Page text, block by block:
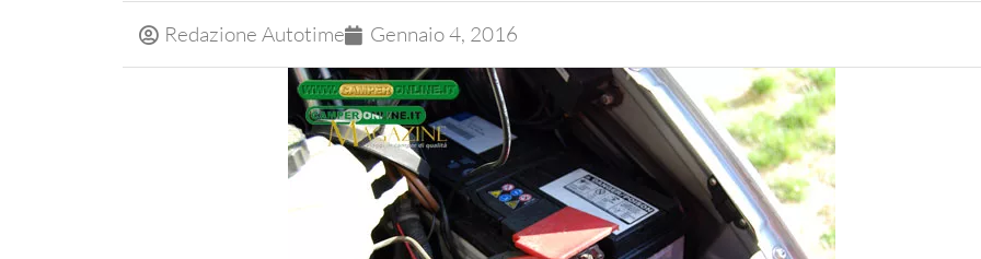
Redazione Autotime Gennaio 4, 2016